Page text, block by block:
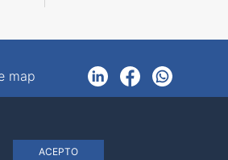
map
LinkedInFacebookWhatsApp
ACEPTO